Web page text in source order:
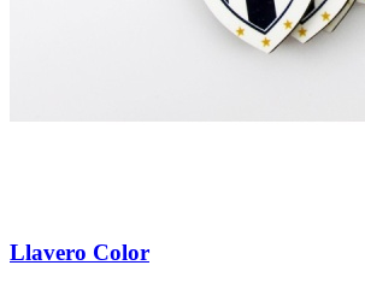
Llavero Color